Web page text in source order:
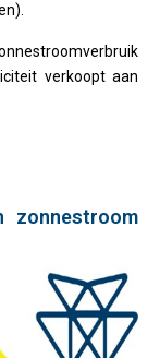
verkoopt aan
zonnestroom